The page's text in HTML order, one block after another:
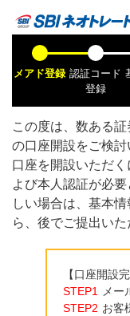
メアド登録 認証コード
登録
この度は、数ある
の口座開設をご検討
口座を開設いただ
よび本人認証が必
しい場合は、基本
ら、後でご提出いた
【口座開設
STEP1
メー
STEP2 お客